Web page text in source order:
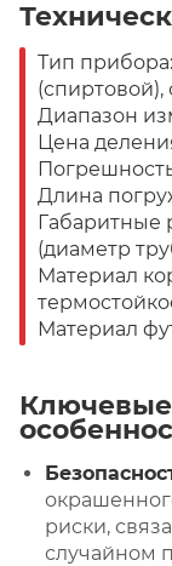
Тип
(спиртовой),
Диапазон
Цена
Длина
Габаритные
(диаметр
Материал
Материал
риски,
случайном